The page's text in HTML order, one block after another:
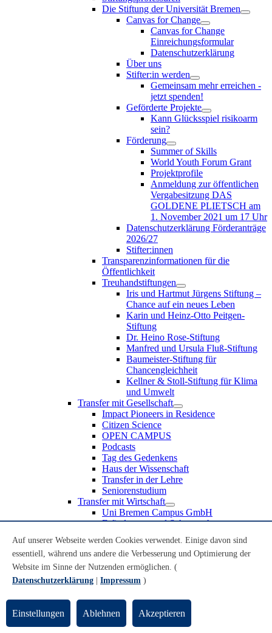
Die Stiftung der Universität Bremen
Canvas for Change
Canvas for Change
Einreichungsformular
Datenschutzerklärung
Über uns
Stifter:in werden
Gemeinsam mehr erreichen -
jetzt spenden!
Geförderte Projekte
Kann Glücksspiel risikoarm
sein?
Förderung
Summer of Skills
World Youth Forum Grant
Projektprofile
Anmeldung zur öffentlichen
Vergabesitzung DAS
GOLDENE PLIETSCH am
1. November 2021 um 17 Uhr
Datenschutzerklärung Förderanträge
2026/27
Stifter:innen
Transparenzinformationen für die
Öffentlichkeit
Treuhandstiftungen
Iris und Hartmut Jürgens Stiftung –
Chance auf ein neues Leben
Karin und Heinz-Otto Peitgen-
Stiftung
Dr. Heino Rose-Stiftung
Manfred und Ursula Fluß-Stiftung
Baumeister-Stiftung für
Chancengleichheit
Kellner & Stoll-Stiftung für Klima
und Umwelt
Transfer mit Gesellschaft
Impact Pioneers in Residence
Citizen Science
OPEN CAMPUS
Podcasts
Tag des Gedenkens
Haus der Wissenschaft
Transfer in der Lehre
Seniorenstudium
Transfer mit Wirtschaft
Uni Bremen Campus GmbH
Erfindungen und Schutzrechte
Recruiting an der Universität Bremen
Weiterbildung an der Universität Bremen
Transfer mit Schule
Schülerinnen und Schüler
Schulklassen
Lehrkräfte
Gründungsunterstützung
Auf unserer Webseite werden Cookies verwendet. Einige davon sind
essentiell, während uns andere die Verbesserung und Optimierung der
Website im Sinne der Nutzenden ermöglichen. (
Datenschutzerklärung
Impressum )
Einstellungen Ablehnen Akzeptieren